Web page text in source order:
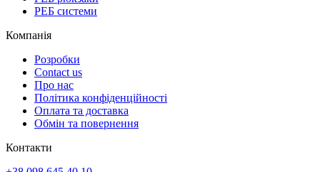
РЕБ системи
Компанія
Розробки
Contact us
Про нас
Політика конфіденційності
Оплата та доставка
Обмін та повернення
Контакти